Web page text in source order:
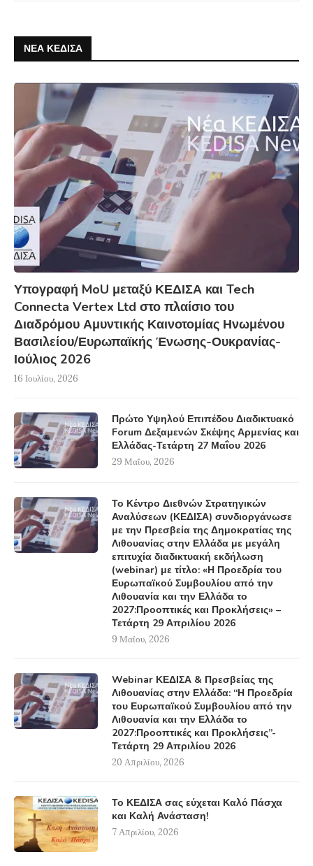
ΝΕΑ ΚΕΔΙΣΑ
Υπογραφή MoU μεταξύ ΚΕΔΙΣΑ και Tech
Connecta Vertex Ltd στο πλαίσιο του
Διαδρόμου Αμυντικής Καινοτομίας Ηνωμένου
Βασιλείου/Ευρωπαϊκής Ένωσης-Ουκρανίας-
Ιούλιος 2026
16 Ιουλίου, 2026
Πρώτο Υψηλού Επιπέδου Διαδικτυακό
Forum Δεξαμενών Σκέψης Αρμενίας και
Ελλάδας-Τετάρτη 27 Μαΐου 2026
29 Μαΐου, 2026
Το Κέντρο Διεθνών Στρατηγικών
Αναλύσεων (ΚΕΔΙΣΑ) συνδιοργάνωσε
με την Πρεσβεία της Δημοκρατίας της
Λιθουανίας στην Ελλάδα με μεγάλη
επιτυχία διαδικτυακή εκδήλωση
(webinar) με τίτλο: «Η Προεδρία του
Ευρωπαϊκού Συμβουλίου από την
Λιθουανία και την Ελλάδα το
2027:Προοπτικές και Προκλήσεις» –
Τετάρτη 29 Απριλίου 2026
9 Μαΐου, 2026
Webinar ΚΕΔΙΣΑ & Πρεσβείας της
Λιθουανίας στην Ελλάδα: “Η Προεδρία
του Ευρωπαϊκού Συμβουλίου από την
Λιθουανία και την Ελλάδα το
2027:Προοπτικές και Προκλήσεις”-
Τετάρτη 29 Απριλίου 2026
20 Απριλίου, 2026
Το ΚΕΔΙΣΑ σας εύχεται Καλό Πάσχα
και Καλή Ανάσταση!
7 Απριλίου, 2026